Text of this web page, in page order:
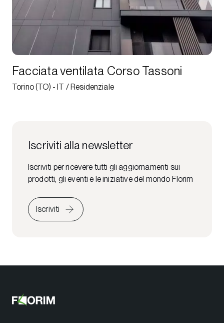
Facciata ventilata Corso Tassoni
Torino (TO) - IT / Residenziale
Iscriviti alla newsletter
Iscriviti per ricevere tutti gli aggiornamenti sui
prodotti, gli eventi e le iniziative del mondo Florim
Iscriviti